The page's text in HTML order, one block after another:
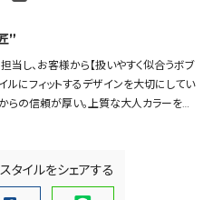
”
当し、お客様から【扱いやすく似合うボブ
にフィットするデザインを大切にしてい
らの信頼が厚い。上質な大人カラーを似
タイルをシェアする